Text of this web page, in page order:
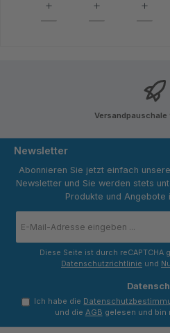
Versandpauschale
Newsletter
Abonnieren Sie jetzt einfach
Newsletter und Sie werden stets
Produkte und Angebote
Mail-
Diese Seite ist durch
Datenschutzrichtlinie und
Ich habe die
und die AGB gelesen und bin